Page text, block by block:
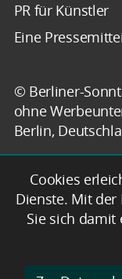
PR für Künstler
Eine
© Berliner-
ohne
Berlin,
Cookies
Dienste. Mit der
Sie sich damit